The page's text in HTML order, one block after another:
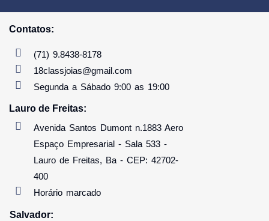
Contatos:
(71) 9.8438-8178
18classjoias@gmail.com
Segunda a Sábado 9:00 as 19:00
Lauro de Freitas:
Avenida Santos Dumont n.1883 Aero
Espaço Empresarial - Sala 533 -
Lauro de Freitas, Ba - CEP: 42702-
400
Horário marcado
Salvador: